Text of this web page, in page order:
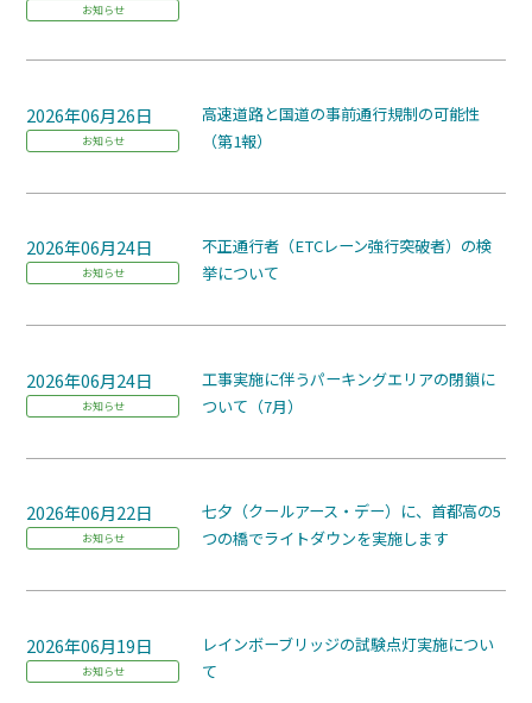
お知らせ
2026年06月26日
お知らせ
高速道路と国道の事前通行規制の可能性
（第1報）
2026年06月24日
お知らせ
不正通行者（ETCレーン強行突破者）の検
挙について
2026年06月24日
お知らせ
工事実施に伴うパーキングエリアの閉鎖に
ついて（7月）
2026年06月22日
お知らせ
七夕（クールアース・デー）に、首都高の5
つの橋でライトダウンを実施します
2026年06月19日
お知らせ
レインボーブリッジの試験点灯実施につい
て